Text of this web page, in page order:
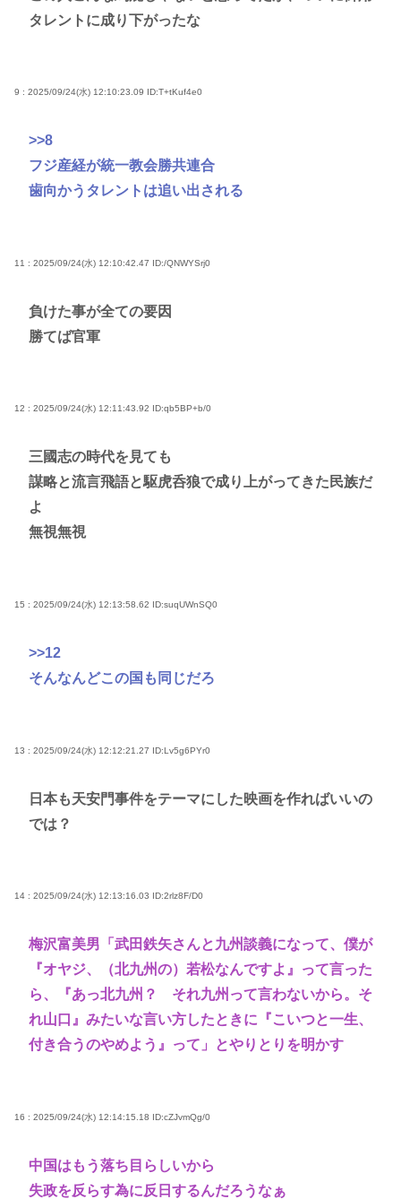
タレントに成り下がったな
9 : 2025/09/24(水) 12:10:23.09 ID:T+tKuf4e0
>>8
フジ産経が統一教会勝共連合
歯向かうタレントは追い出される
11 : 2025/09/24(水) 12:10:42.47 ID:/QNWYSrj0
負けた事が全ての要因
勝てば官軍
12 : 2025/09/24(水) 12:11:43.92 ID:qb5BP+b/0
三國志の時代を見ても
謀略と流言飛語と駆虎呑狼で成り上がってきた民族だ
よ
無視無視
15 : 2025/09/24(水) 12:13:58.62 ID:suqUWnSQ0
>>12
そんなんどこの国も同じだろ
13 : 2025/09/24(水) 12:12:21.27 ID:Lv5g6PYr0
日本も天安門事件をテーマにした映画を作ればいいの
では？
14 : 2025/09/24(水) 12:13:16.03 ID:2rlz8F/D0
梅沢富美男「武田鉄矢さんと九州談義になって、僕が
『オヤジ、（北九州の）若松なんですよ』って言った
ら、『あっ北九州？ それ九州って言わないから。そ
れ山口』みたいな言い方したときに『こいつと一生、
付き合うのやめよう』って」とやりとりを明かす
16 : 2025/09/24(水) 12:14:15.18 ID:cZJvmQg/0
中国はもう落ち目らしいから
失政を反らす為に反日するんだろうなぁ